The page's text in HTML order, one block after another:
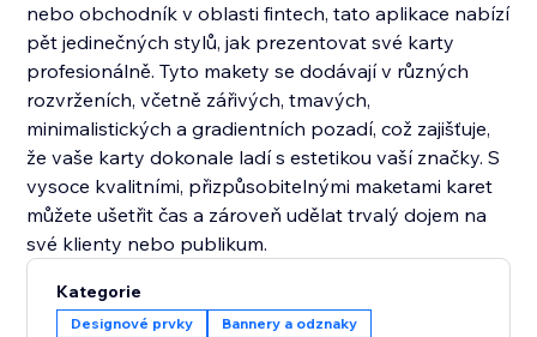
nebo obchodník v oblasti fintech, tato aplikace nabízí
pět jedinečných stylů, jak prezentovat své karty
profesionálně. Tyto makety se dodávají v různých
rozvrženích, včetně zářivých, tmavých,
minimalistických a gradientních pozadí, což zajišťuje,
že vaše karty dokonale ladí s estetikou vaší značky. S
vysoce kvalitními, přizpůsobitelnými maketami karet
můžete ušetřit čas a zároveň udělat trvalý dojem na
své klienty nebo publikum.
Kategorie
Designové prvky Bannery a odznaky